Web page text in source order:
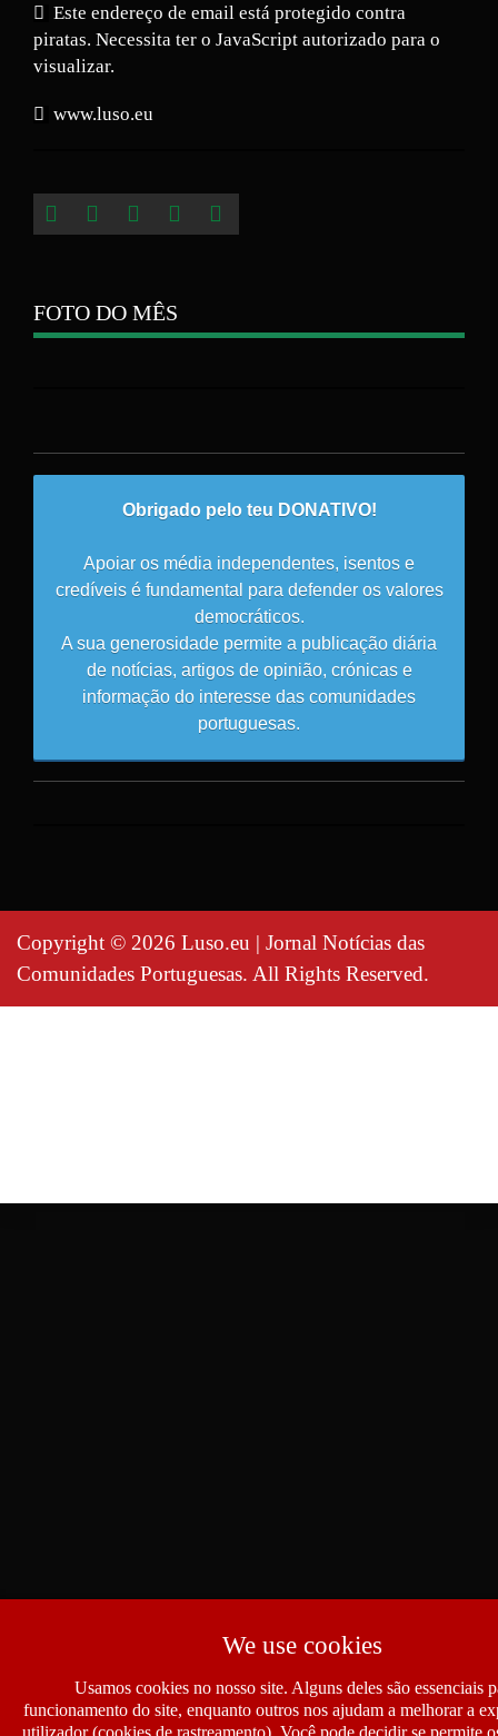
Este endereço de email está protegido contra
piratas. Necessita ter o JavaScript autorizado para o
visualizar.
www.luso.eu
FOTO DO MÊS
Obrigado pelo teu DONATIVO!
Apoiar os média independentes, isentos e
credíveis é fundamental para defender os valores
democráticos.
A sua generosidade permite a publicação diária
de notícias, artigos de opinião, crónicas e
informação do interesse das comunidades
portuguesas.
Copyright © 2026 Luso.eu | Jornal Notícias das
Comunidades Portuguesas. All Rights Reserved.
We use cookies
Usamos cookies no nosso site. Alguns deles são essenciais
funcionamento do site, enquanto outros nos ajudam a melhorar a
utilizador (cookies de rastreamento). Você pode decidir se permite